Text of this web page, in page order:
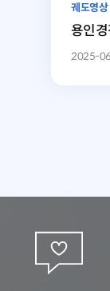
궤도영상
용인
2025-